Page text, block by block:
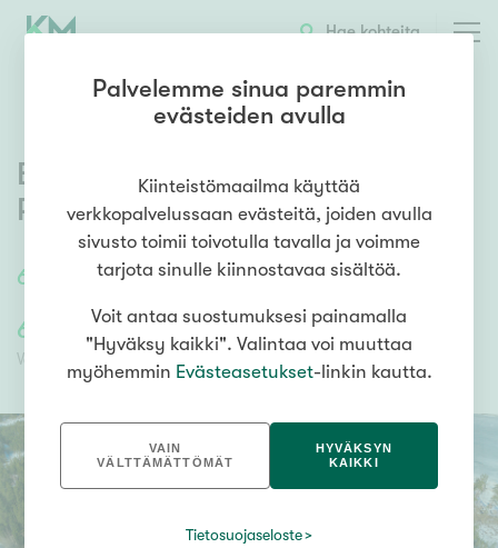
Hae kohteita
6000 m² OKTT
Björknäsintie 145,Seitlahti
Porvoo
62 000,00 €
Velaton hinta
62 000,00 €
Palvelemme sinua paremmin
evästeiden avulla
Kiinteistömaailma käyttää
verkkopalvelussaan evästeitä, joiden avulla
sivusto toimii toivotulla tavalla ja voimme
tarjota sinulle kiinnostavaa sisältöä.
Voit antaa suostumuksesi painamalla
"Hyväksy kaikki". Valintaa voi muuttaa
myöhemmin Evästeasetukset-linkin kautta.
VAIN
VÄLTTÄMÄTTÖMÄT
HYVÄKSYN
KAIKKI
Tietosuojaseloste